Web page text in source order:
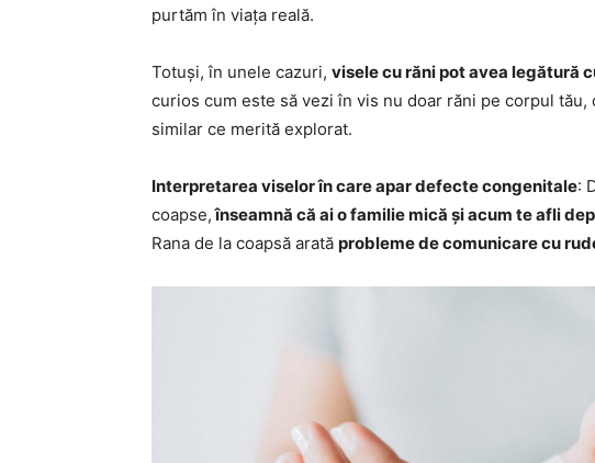
purtăm în viața reală.
Totuși, în unele cazuri, visele cu răni pot avea legătură
curios cum este să vezi în vis nu doar răni pe corpul tău,
similar ce merită explorat.
Interpretarea viselor în care apar defecte congenitale:
coapse,înseamnă că ai o familie mică și acum te afli
Rana de la coapsă arată probleme de comunicare cu